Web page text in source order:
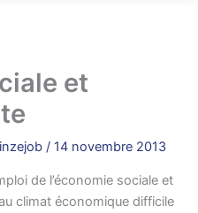
et
inzejob/ 14 novembre 2013
de l’économie sociale et
climat économique difficile